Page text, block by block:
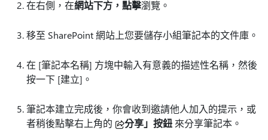
在右側，在網站下方，點擊瀏覽。
移至 SharePoint 網站上您要儲存小組筆記本的文件庫。
在 [筆記本名稱] 方塊中輸入有意義的描述性名稱，然後
按一下 [建立]。
筆記本建立完成後，你會收到邀請他人加入的提示，或
者稍後點擊右上角的
分享」按鈕 來分享筆記本。